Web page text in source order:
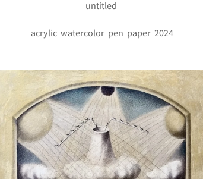
untitled
acrylic watercolor pen paper 2024